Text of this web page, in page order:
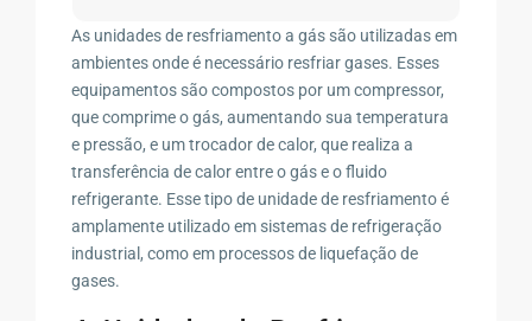
As unidades de resfriamento a gás são utilizadas em
ambientes onde é necessário resfriar gases. Esses
equipamentos são compostos por um compressor,
que comprime o gás, aumentando sua temperatura
e pressão, e um trocador de calor, que realiza a
transferência de calor entre o gás e o fluido
refrigerante. Esse tipo de unidade de resfriamento é
amplamente utilizado em sistemas de refrigeração
industrial, como em processos de liquefação de
gases.